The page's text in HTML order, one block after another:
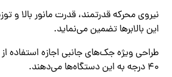
نیروی محرکه قدرتمند، قدرت مانور بالا و
این بالابرها تضمین می‌نماید.
طراحی ویژه جک‌های جانبی اجازه استفاده از
۴۰ درجه به این دستگاه‌ها می‌دهند.